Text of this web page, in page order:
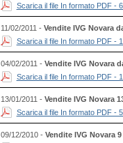
Scarica il file In formato PDF -
11/02/2011 - Vendite IVG Novara
Scarica il file In formato PDF -
04/02/2011 - Vendite IVG Novara
Scarica il file In formato PDF -
13/01/2011 - Vendite IVG Novara
Scarica il file In formato PDF -
09/12/2010 - Vendite IVG Novara